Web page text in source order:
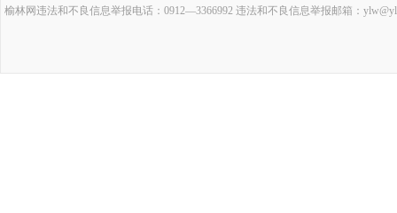
榆林网违法和不良信息举报电话：0912—3366992 违法和不良信息举报邮箱：